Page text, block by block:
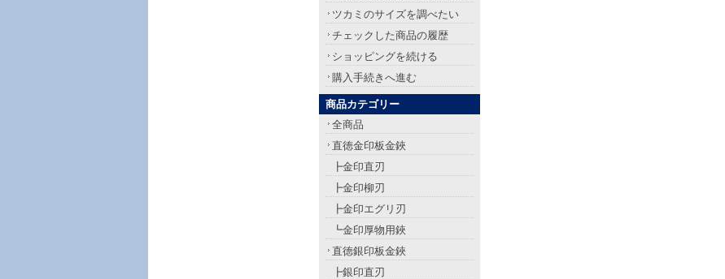
ツカミのサイズを調べたい
チェックした商品の履歴
ショッピングを続ける
購入手続きへ進む
商品カテゴリー
全商品
直徳金印板金鋏
┣金印直刃
┣金印柳刃
┣金印エグリ刃
┗金印厚物用鋏
直徳銀印板金鋏
┣銀印直刃